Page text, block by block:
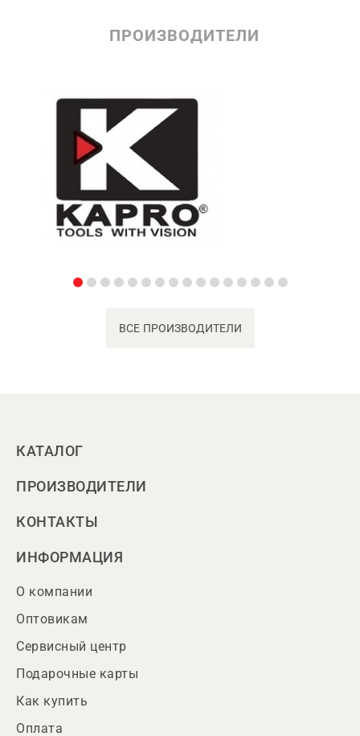
ПРОИЗВОДИТЕЛИ
ВСЕ ПРОИЗВОДИТЕЛИ
КАТАЛОГ
ПРОИЗВОДИТЕЛИ
КОНТАКТЫ
ИНФОРМАЦИЯ
О компании
Оптовикам
Сервисный центр
Подарочные карты
Как купить
Оплата